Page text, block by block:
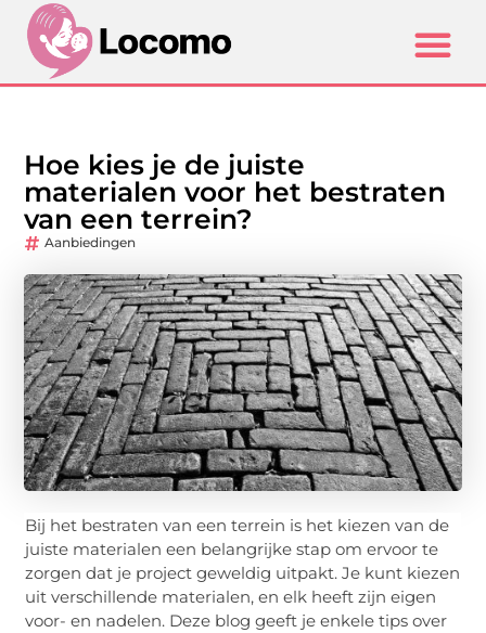
Hoe kies je de juiste
materialen voor het bestraten
van een terrein?
Aanbiedingen
Bij het bestraten van een terrein is het kiezen van de
juiste materialen een belangrijke stap om ervoor te
zorgen dat je project geweldig uitpakt. Je kunt kiezen
uit verschillende materialen, en elk heeft zijn eigen
voor- en nadelen. Deze blog geeft je enkele tips over